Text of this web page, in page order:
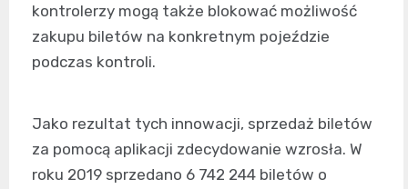
kontrolerzy mogą także blokować możliwość
zakupu biletów na konkretnym pojeździe
podczas kontroli.
Jako rezultat tych innowacji, sprzedaż biletów
za pomocą aplikacji zdecydowanie wzrosła. W
roku 2019 sprzedano 6 742 244 biletów o